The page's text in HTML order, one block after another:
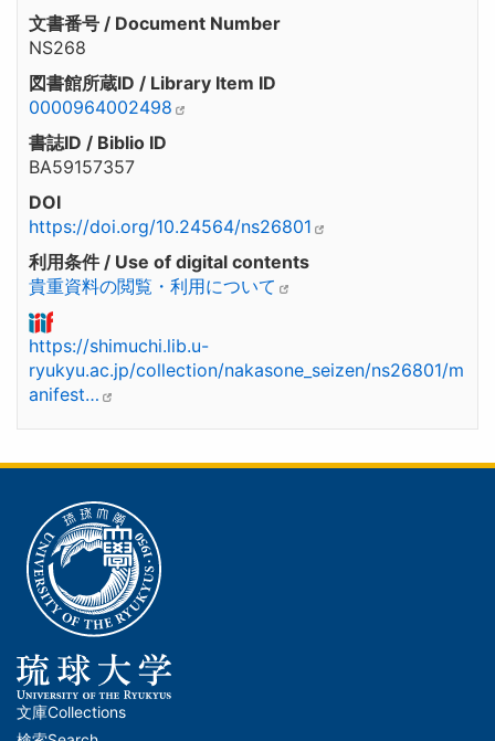
文書番号 / Document Number
NS268
図書館所蔵ID / Library Item ID
0000964002498
書誌ID / Biblio ID
BA59157357
DOI
https://doi.org/10.24564/ns26801
利用条件 / Use of digital contents
貴重資料の閲覧・利用について
https://shimuchi.lib.u-
ryukyu.ac.jp/collection/nakasone_seizen/ns26801/m
anifest…
文庫Collections